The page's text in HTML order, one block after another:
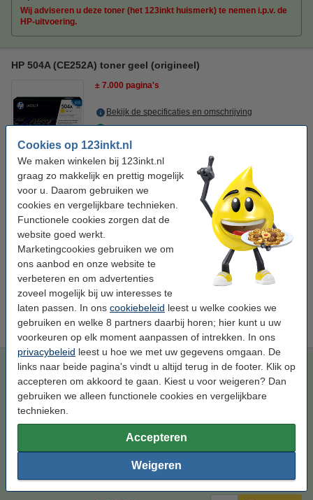
Cookies op 123inkt.nl
We maken winkelen bij 123inkt.nl
graag zo makkelijk en prettig mogelijk
voor u. Daarom gebruiken we
cookies en vergelijkbare technieken.
Functionele cookies zorgen dat de
website goed werkt.
Marketingcookies gebruiken we om
ons aanbod en onze website te
verbeteren en om advertenties
zoveel mogelijk bij uw interesses te
laten passen. In ons cookiebeleid leest u welke cookies we
gebruiken en welke 8 partners daarbij horen; hier kunt u uw
voorkeuren op elk moment aanpassen of intrekken. In ons
privacybeleid leest u hoe we met uw gegevens omgaan. De
links naar beide pagina's vindt u altijd terug in de footer. Klik op
accepteren om akkoord te gaan. Kiest u voor weigeren? Dan
gebruiken we alleen functionele cookies en vergelijkbare
technieken.
Accepteren
Weigeren
Wij adviseren u deze toner (het 123inkt huismerk) te nemen i.p.v. de
HP-uitvoering.
HP 504A (CE252A) toner geel (origineel)
± 7.000 pagina's
Bekijk de specificaties en omschrijving
Direct leverbaar
Morgen in huis
Per pagina € 0,028
€ 192,50 Bestellen
Bespaar bijna
op uw afdrukkosten
Bespaar op uw afdrukkosten. Én print1.000 pagina's meer.
123inkt huismerk vervangt HP 504A (CE252A) toner geel
€ 102,50
Tip
Wij adviseren u om i.p.v. deze toner het 123inkt huismerk te nemen.
123inkt huismerk vervangt HP 504A (CE252A) toner geel
123inkt toner geel ± 8.000 pagina's
Bespaar bijna55%op uw afdrukkosten
Direct leverbaar
Morgen in huis